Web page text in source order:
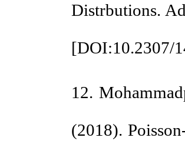
Distrbutions.
[DOI:10.2307/
12.
(2018).